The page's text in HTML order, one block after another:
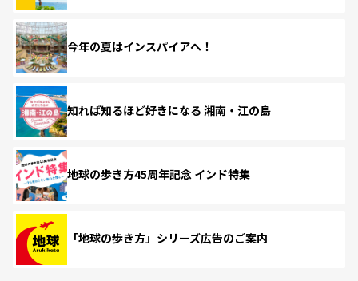
今年の夏はインスパイアへ！
知れば知るほど好きになる 湘南・江の島
地球の歩き方45周年記念 インド特集
「地球の歩き方」シリーズ広告のご案内